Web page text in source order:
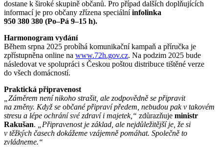
dostane k široké skupině občanů. Pro případ dalších doplňujících
informací je pro občany zřízena speciálníinfolinka
950 380 380 (Po–Pá 9–15 h).
Harmonogram vydání
Během srpna 2025 probíhá komunikační kampaň a příručka je
zpřístupněna online na www.72h.gov.cz. Na podzim 2025 bude
následovat ve spolupráci s Českou poštou distribuce tištěné verze
do všech domácností.
Praktická připravenost
„Záměrem není nikoho strašit, ale zodpovědně se připravit
na změny. Když se občané připraví předem, nebudou pak v takovém
stresu a lépe ochrání své zdraví i majetek,“ zdůrazňuje ministr
Rakušan. „Připravenost je základ, ale nejdůležitější je, že si
v těžkých časech dokážeme vzájemně pomáhat. Společně to
zvládneme.“